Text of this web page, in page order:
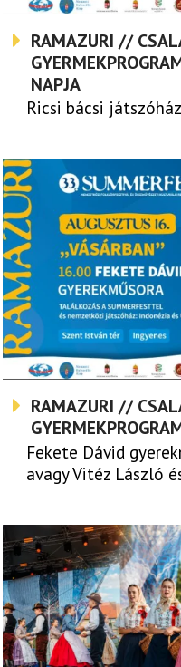
RAMAZURI //
NAPJA
Ricsi bácsi
RAMAZURI //
Fekete Dávid
avagy Vitéz László